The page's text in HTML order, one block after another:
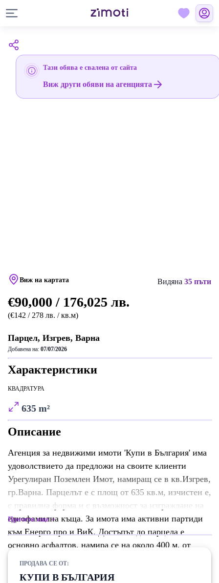
Тази обява е свалена от сайта
Виж други обяви на агенцията
Виж на картата Видяна 35 пъти
€90,000 / 176,025 лв.
(€142 / 278 лв. / кв.м)
Парцел, Изгрев, Варна
Добавена на: 07/07/2026
Характеристики
КВАДРАТУРА
635 m²
Описание
Агенция за недвижими имоти 'Купи в България' има
удоволствието да предложи на своите клиенти
Урегулиран Поземлен Имот, намиращ се в кв.Изгрев,
гр.Варна. Парцелът е с площ от 635 кв.м, изчистен е,
с правилна форма и с възможност за изграждане на
еднофамилна къща. За имота има активни партиди
към Енерго про и ВиК. Достъпът до парцела е
основно асфалтов, намира се на около 400 м. от
Прочети още
ПРОДАВА СЕ ОТ:
КУПИ В БЪЛГАРИЯ